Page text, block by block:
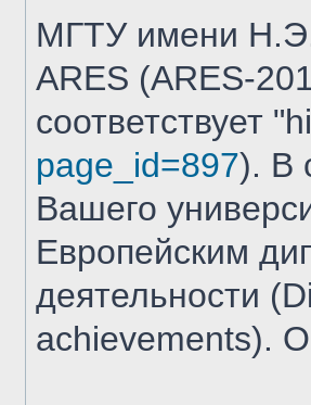
МГТУ имени Н.Э.
ARES (ARES-
соответствует
page_id=897). В
Вашего
Европейским
деятельности
achievements).